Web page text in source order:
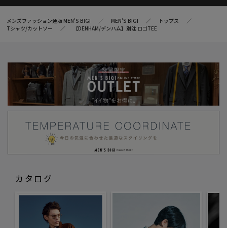
メンズファッション通販 MEN'S BIGI MEN’S BIGI
トップス
Tシャツ/カットソー
【DENHAM/デンハム】別注 ロゴTEE
カタログ